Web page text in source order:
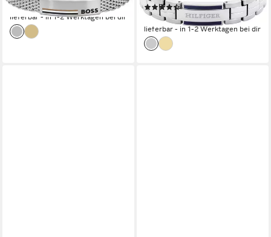
99,00 €
lieferbar - in 1-2 Werktagen bei dir
(9)
69,00 €
lieferbar - in 1-2 Werktagen bei dir